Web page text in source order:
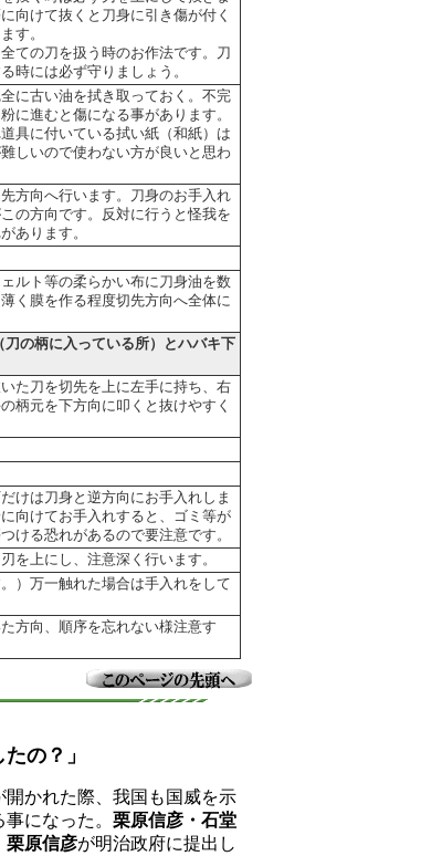
向けて抜くと刀身に引き傷が付く
す。
ての刀を扱う時のお作法です。刀
時には必ず守りましょう。
に古い油を拭き取っておく。不完
に進むと傷になる事があります。
具に付いている拭い紙（和紙）は
しいので使わない方が良いと思わ
方向へ行います。刀身のお手入れ
の方向です。反対に行うと怪我を
あります。
ルト等の柔らかい布に刀身油を数
く膜を作る程度切先方向へ全体に
の柄に入っている所）とハバキ下
た刀を切先を上に左手に持ち、右
柄元を下方向に叩くと抜けやすく
けは刀身と逆方向にお手入れしま
向けてお手入れすると、ゴミ等が
ける恐れがあるので要注意です。
を上にし、注意深く行います。
）万一触れた場合は手入れをして
方向、順序を忘れない様注意す
の？」
かれた際、我国も国威を示
になった。 栗原信彦・石堂
栗原信彦が明治政府に提出し